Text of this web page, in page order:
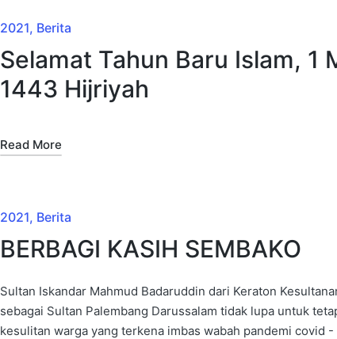
2021 Berita
Selamat Tahun Baru Islam, 1
1443 Hijriyah
Read More
2021 Berita
BERBAGI KASIH SEMBAKO
Sultan Iskandar Mahmud Badaruddin dari Keraton
sebagai Sultan Palembang Darussalam tidak lupa untuk
kesulitan warga yang terkena imbas wabah pandemi covid -